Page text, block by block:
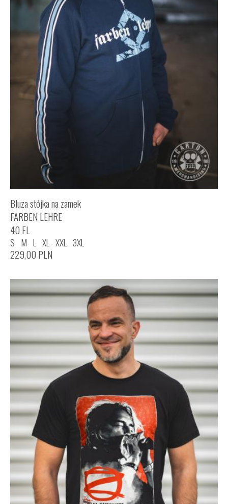
Bluza stójka na zamek
FARBEN LEHRE
40 FL
S M L XL XXL 3XL
229,00 PLN